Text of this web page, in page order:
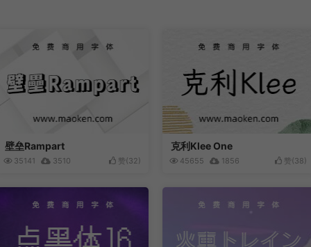
壁垒Rampart
35141 3510 赞(32)
克利Klee One
45655 1856 赞(38)